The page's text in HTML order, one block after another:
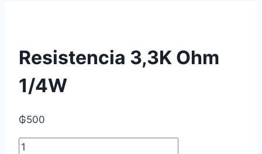
Resistencia 3,3K Ohm
1/4W
₲500
Resistencia